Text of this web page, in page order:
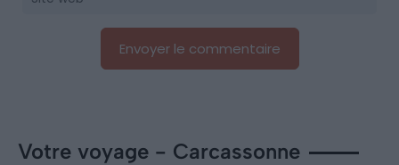
Votre voyage - Carcassonne